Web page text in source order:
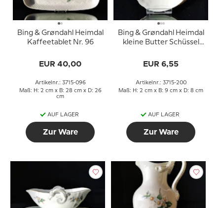
Bing & Grøndahl Heimdal
Kaffeetablet Nr. 96
EUR 40,00
Artikelnr.: 3715-096
Maß: H: 2 cm x B: 28 cm x D: 26
cm
AUF LAGER
Zur Ware
Bing & Grøndahl Heimdal
kleine Butter Schüssel
EUR 6,55
Artikelnr.: 3715-200
Maß: H: 2 cm x B: 9 cm x D: 8 cm
AUF LAGER
Zur Ware